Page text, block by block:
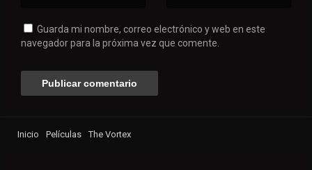
Guarda mi nombre, correo electrónico y web en este
navegador para la próxima vez que comente.
Inicio Películas The Vortex